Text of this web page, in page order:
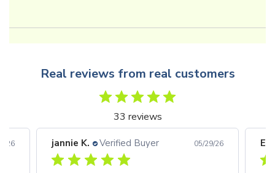
Real reviews from real customers
33 reviews
26 jannie K. Verified Buyer 05/29/26